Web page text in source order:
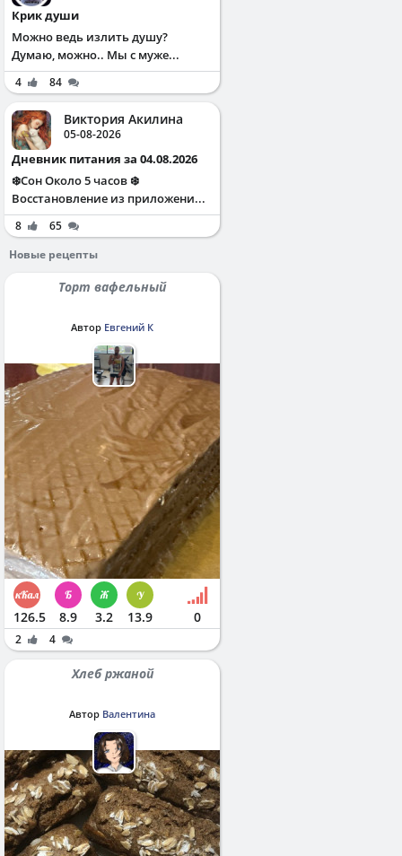
Крик души
Можно ведь излить душу?
Думаю, можно.. Мы с муже...
4 84
Виктория Акилина
05-08-2026
Дневник питания за 04.08.2026
❄️Сон Около 5 часов ❄️
Восстановление из приложени...
8
65
Новые рецепты
Торт вафельный
Автор Евгений К
126.5 8.9 3.2 13.9 0
2 4
Хлеб ржаной
Автор Валентина